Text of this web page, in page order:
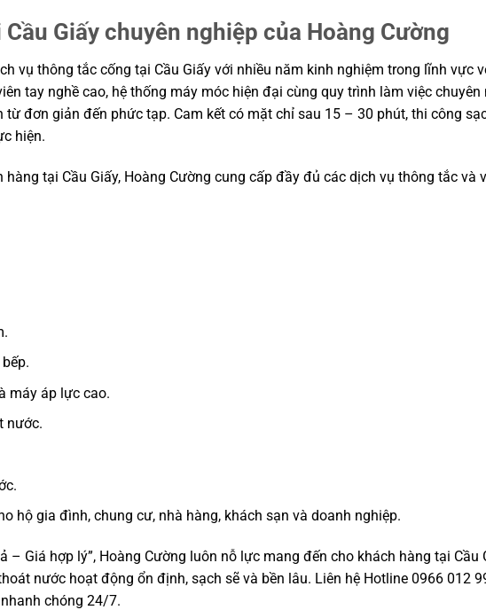
Giấy chuyên nghiệp của Hoàng Cường
vụ thông tắc cống tại Cầu Giấy với nhiều năm kinh nghiệm trong lĩnh vực
tay nghề cao, hệ thống máy móc hiện đại cùng quy trình làm việc chuyên
đơn giản đến phức tạp. Cam kết có mặt chỉ sau 15 – 30 phút, thi công
hiện.
tại Cầu Giấy, Hoàng Cường cung cấp đầy đủ các dịch vụ thông tắc và
máy áp lực cao.
nước.
hộ gia đình, chung cư, nhà hàng, khách sạn và doanh nghiệp.
– Giá hợp lý”, Hoàng Cường luôn nỗ lực mang đến cho khách hàng tại Cầu
nước hoạt động ổn định, sạch sẽ và bền lâu. Liên hệ Hotline 0966 012
chóng 24/7.